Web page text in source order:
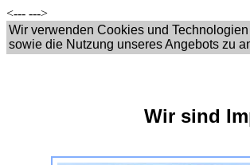
<--- --->
Wir verwenden Cookies und
sowie die Nutzung unseres Angebots zu
Wir sind